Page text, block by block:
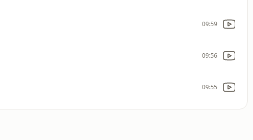
09:59
09:56
09:55